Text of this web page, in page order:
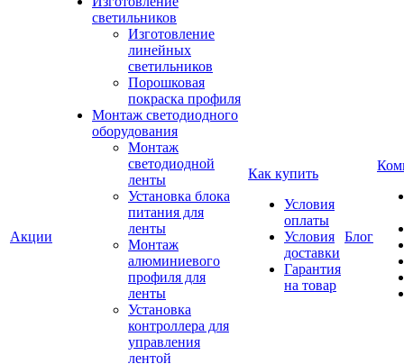
Акции
светильников
Изготовление
линейных
светильников
Порошковая
покраска профиля
Монтаж светодиодного
оборудования
Монтаж
светодиодной
ленты
Установка блока
питания для
ленты
Монтаж
алюминиевого
профиля для
ленты
Установка
контроллера для
управления
лентой
Как купить
Условия
оплаты
Условия
доставки
Гарантия
на товар
Блог